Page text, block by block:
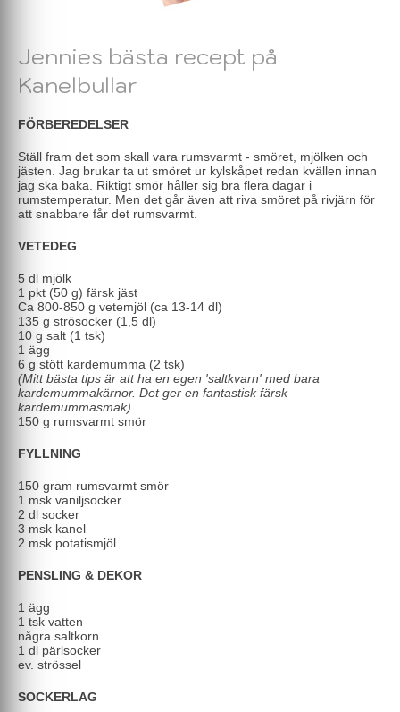
Jennies bästa recept på
Kanelbullar
FÖRBEREDELSER
Ställ fram det som skall vara rumsvarmt - smöret, mjölken och
jästen. Jag brukar ta ut smöret ur kylskåpet redan kvällen innan
jag ska baka. Riktigt smör håller sig bra flera dagar i
rumstemperatur. Men det går även att riva smöret på rivjärn för
att snabbare får det rumsvarmt.
VETEDEG
5 dl mjölk
1 pkt (50 g) färsk jäst
Ca 800-850 g vetemjöl (ca 13-14 dl)
135 g strösocker (1,5 dl)
10 g salt (1 tsk)
1 ägg
6 g stött kardemumma (2 tsk)
(Mitt bästa tips är att ha en egen 'saltkvarn' med bara
kardemummakärnor. Det ger en fantastisk färsk
kardemummasmak)
150 g rumsvarmt smör
FYLLNING
150 gram rumsvarmt smör
1 msk vaniljsocker
2 dl socker
3 msk kanel
2 msk potatismjöl
PENSLING & DEKOR
1 ägg
1 tsk vatten
några saltkorn
1 dl pärlsocker
ev. strössel
SOCKERLAG